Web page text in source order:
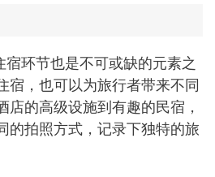
宿环节也是不可或缺的元素之
宿，也可以为旅行者带来不同
店的高级设施到有趣的民宿，
的拍照方式，记录下独特的旅